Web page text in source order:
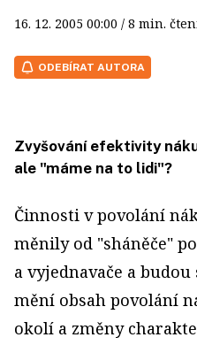
16. 12. 2005 00:00 / 8 min.
ODEBÍRAT AUTORA
Zvyšování efektivity
ale "máme na to lidi"?
Činnosti v povolání
měnily od "sháněče"
a vyjednavače a
mění obsah povolání
okolí a změny